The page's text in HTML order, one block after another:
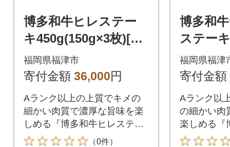
博多和牛ヒレステー
キ450g(150g×3枚)[H0
098]
福岡県福津市
寄付金額 36,000円
Aランク以上の上質でキメの
細かい肉質で濃厚な旨味を楽
しめる『博多和牛ヒレステー
キ』450g
（0件）
博多和
ステー
50g×4
福岡県福津
寄付金額
Aランク以
の細かい肉
楽しめる『
ンテーキ』